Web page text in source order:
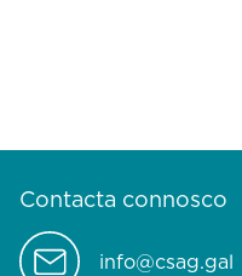
Contacta connosco
info@csag.gal